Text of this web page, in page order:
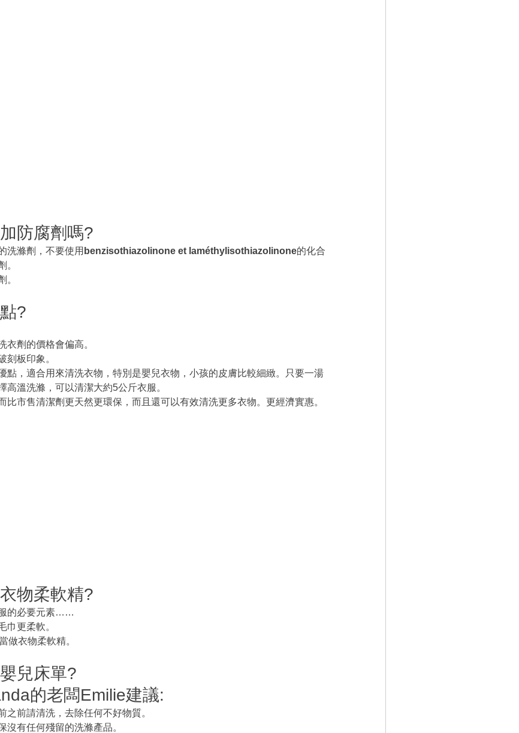
防腐劑嗎?
洗滌劑，不要使用 benzisothiazolinone et laméthylisothiazolinone的化合
。
。
?
衣劑的價格會偏高。
刻板印象。
點，適合用來清洗衣物，特別是嬰兒衣物，小孩的皮膚比較細緻。只要一湯
高溫洗滌，可以清潔大約5公斤衣服。
比市售清潔劑更天然更環保，而且還可以有效清洗更多衣物。更經濟實惠。
物柔軟精?
的必要元素……
巾更柔軟。
做衣物柔軟精。
兒床單?
的老闆Emilie建議:
之前請清洗，去除任何不好物質。
沒有任何殘留的洗滌產品。